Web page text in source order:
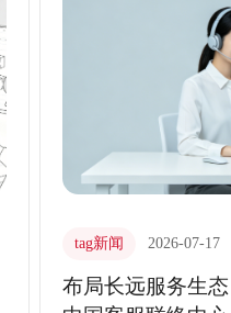
tag新闻 2026-07-17
布局长远服务生态